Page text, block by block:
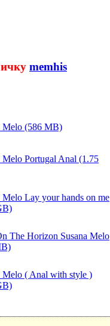
memhis
Melo (586 MB)
Melo Portugal Anal (1.75
Melo Lay your hands on me
The Horizon Susana Melo
Melo ( Anal with style )